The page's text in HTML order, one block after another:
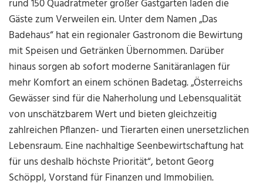
rund 150 Quadratmeter großer Gastgarten laden die
Gäste zum Verweilen ein. Unter dem Namen „Das
Badehaus“ hat ein regionaler Gastronom die Bewirtung
mit Speisen und Getränken Übernommen. Darüber
hinaus sorgen ab sofort moderne Sanitäranlagen für
mehr Komfort an einem schönen Badetag. „Österreichs
Gewässer sind für die Naherholung und Lebensqualität
von unschätzbarem Wert und bieten gleichzeitig
zahlreichen Pflanzen- und Tierarten einen unersetzlichen
Lebensraum. Eine nachhaltige Seenbewirtschaftung hat
für uns deshalb höchste Priorität“, betont Georg
Schöppl, Vorstand für Finanzen und Immobilien.